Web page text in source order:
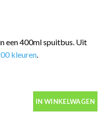
een 400ml spuitbus. Uit
kleuren.
IN WINKELWAGEN